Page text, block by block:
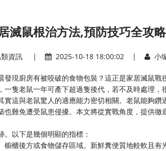
滅鼠根治方法,預防技巧全攻略
資訊 | 2025-10-18 18:00:02 | 小
現廚房有被咬破的食物包裝？這正是家居滅鼠
隻老鼠一年可產下超過隻後代，若不及時處理，
這與老鼠驚人的適應能力密切相關。老鼠能夠
難免遭受鼠患侵擾。本文將從實戰角度，提供徹
以下是幾個明顯的指標：
櫥櫃後方或食物儲存區域。新鮮糞便質地較軟且有